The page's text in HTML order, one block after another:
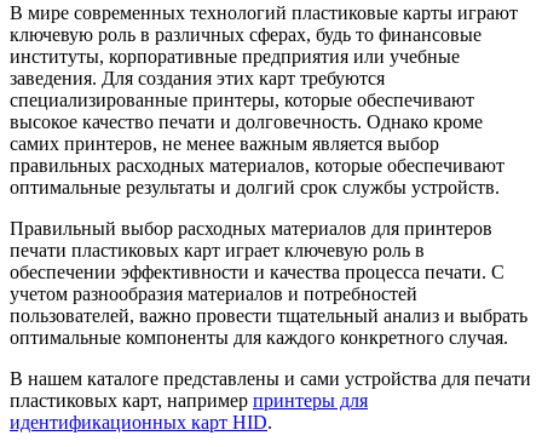
В мире современных технологий пластиковые карты играют
ключевую роль в различных сферах, будь то финансовые
институты, корпоративные предприятия или учебные
заведения. Для создания этих карт требуются
специализированные принтеры, которые обеспечивают
высокое качество печати и долговечность. Однако кроме
самих принтеров, не менее важным является выбор
правильных расходных материалов, которые обеспечивают
оптимальные результаты и долгий срок службы устройств.
Правильный выбор расходных материалов для принтеров
печати пластиковых карт играет ключевую роль в
обеспечении эффективности и качества процесса печати. С
учетом разнообразия материалов и потребностей
пользователей, важно провести тщательный анализ и выбрать
оптимальные компоненты для каждого конкретного случая.
В нашем каталоге представлены и сами устройства для печати
пластиковых карт, например принтеры для
идентификационных карт HID.